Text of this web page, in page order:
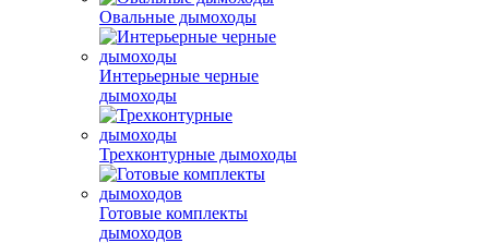
Овальные дымоходы
Интерьерные черные
дымоходы
Трехконтурные дымоходы
Готовые комплекты
дымоходов